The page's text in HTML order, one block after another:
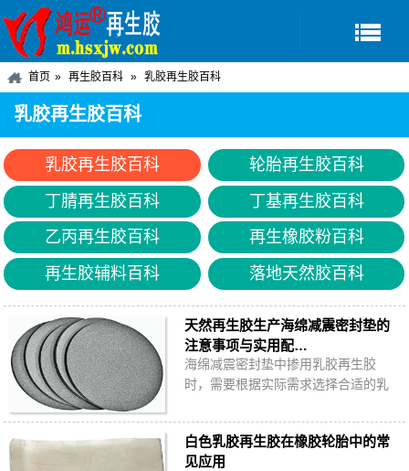
首页 再生胶百科 乳胶再生胶百科
乳胶再生胶百科
乳胶再生胶百科
轮胎再生胶百科
丁腈再生胶百科
丁基再生胶百科
乙丙再生胶百科
再生橡胶粉百科
再生胶辅料百科
落地天然胶百科
天然再生胶生产海绵减震密封垫的
注意事项与实用配…
海绵减震密封垫中掺用乳胶再生胶
时，需要根据实际需求选择合适的乳
工艺，在保持减震密封垫实用性能的
前提下降低更多…
白色乳胶再生胶在橡胶轮胎中的常
见应用